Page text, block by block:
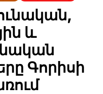
և
Գորիսի